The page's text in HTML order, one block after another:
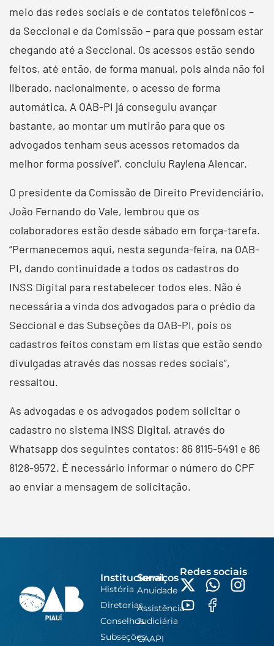
meio das redes sociais e de contatos telefônicos –
da Seccional e da Comissão – para que possam estar
chegando até a Seccional. Os acessos estão sendo
feitos, até então, de forma manual, pois ainda não foi
liberado, nacionalmente, o acesso de forma
automática. A OAB-PI já conseguiu avançar
bastante, ao montar um mutirão para que os
advogados tenham seus acessos retomados da
melhor forma possível”, concluiu Raylena Alencar.
O presidente da Comissão de Direito Previdenciário,
João Fernando do Vale, lembrou que os
colaboradores estão desde sábado em força-tarefa.
“Permanecemos aqui, nesta segunda-feira, na OAB-
PI, dando continuidade a todos os cadastros do
INSS Digital para restabelecer todos eles. Não é
necessária a vinda dos advogados para o prédio da
Seccional e das Subseções da OAB-PI, pois os
cadastros feitos constam em listas que estão sendo
divulgadas através das nossas redes sociais”,
ressaltou.
As advogadas e os advogados podem solicitar o
cadastro no sistema INSS Digital, através do
Whatsapp dos seguintes contatos: 86 8115-5491 e 86
8128-9572. É necessário informar o número do CPF
ao enviar a mensagem de solicitação.
Institucional
História
Diretorias
Conselhos
Subseções
Serviços
Anuidade
Assistência
Judiciária
CAAPI
Redes sociais